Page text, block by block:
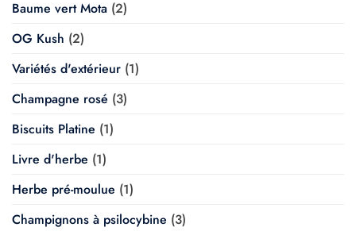
Baume vert Mota (2)
OG Kush (2)
Variétés d'extérieur (1)
Champagne rosé (3)
Biscuits Platine (1)
Livre d'herbe (1)
Herbe pré-moulue (1)
Champignons à psilocybine (3)